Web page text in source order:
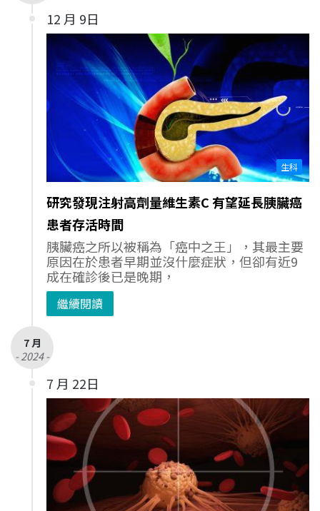
12 月 9日
生科
研究發現注射高劑量維生素C 有望延長胰臟癌
患者存活時間
胰臟癌之所以被稱為「癌中之王」，其最主要
原因在於患者早期並沒什麼症狀，但卻有近9
成在確診後已是晚期，
繼續閱讀
7 月
- 2024 -
7 月 22日